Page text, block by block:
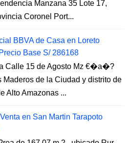
Manzana 35 Lote 17,
Coronel Port...
BBVA de Casa en Loreto
Base S/ 286168
Calle 15 de Agosto Mz €�a�?
de la Ciudad y distrito de
Alto Amazonas ...
en San Martin Tarapoto